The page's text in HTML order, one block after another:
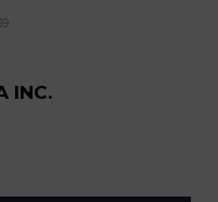
INC.